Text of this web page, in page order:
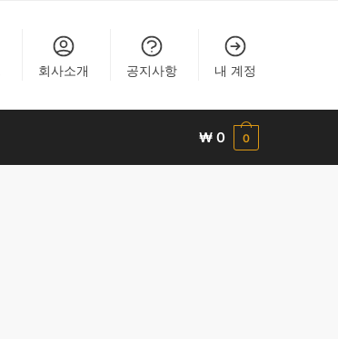
회사소개 공지사항 내 계정
₩ 0 0